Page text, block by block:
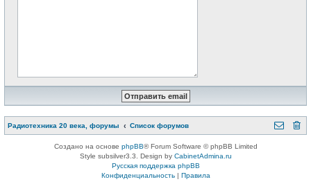
Радиотехника 20 века, форумы Список форумов
Создано на основе phpBB® Forum Software © phpBB Limited
Style subsilver3.3. Design by CabinetAdmina.ru
Русская поддержка phpBB
Конфиденциальность| Правила